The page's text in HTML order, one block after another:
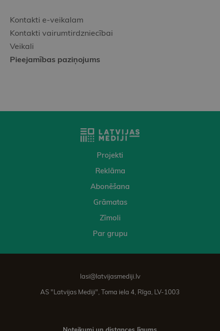
Kontakti e-veikalam
Kontakti vairumtirdzniecībai
Veikali
Pieejamības paziņojums
Projekti
Reklāma
Abonēšana
Grāmatas
Zīmoli
Par grupu
lasi@latvijasmediji.lv
AS "Latvijas Mediji", Toma iela 4, Rīga, LV-1003